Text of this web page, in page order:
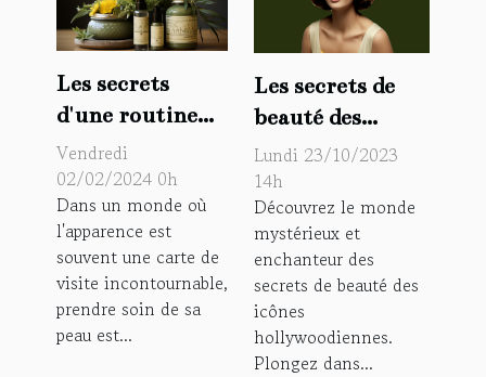
Les secrets
d'une routine
beauté réussie
pour une peau
éclatante
Vendredi
02/02/2024 0h
Dans un monde où
l'apparence est
souvent une carte de
visite incontournable,
prendre soin de sa
peau est...
Les secrets de
beauté des
icônes
hollywoodiennes
Lundi 23/10/2023
14h
Découvrez le monde
mystérieux et
enchanteur des
secrets de beauté des
icônes
hollywoodiennes.
Plongez dans...